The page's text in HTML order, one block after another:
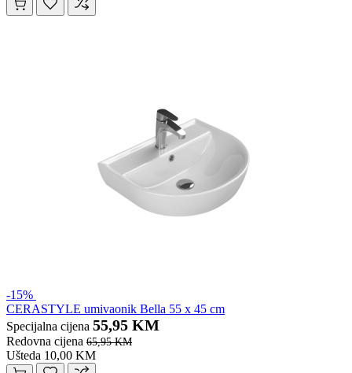
-15%
CERASTYLE umivaonik Bella 55 x 45 cm
Specijalna cijena 55,95 KM
Redovna cijena 65,95 KM
Ušteda 10,00 KM